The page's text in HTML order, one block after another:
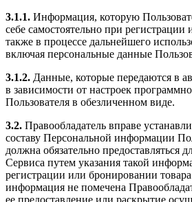
3.1.1. Информация, которую
себе самостоятельно при регистрации
также в процессе дальнейшего
включая персональные данные
3.1.2. Данные, которые передаются в
в зависимости от настроек
Пользователя в обезличенном виде.
3.2. Правообладатель вправе
составу Персональной информации
должна обязательно предоставляться
Сервиса путем указания такой
регистрации или бронировании
информация не помечена
ее предоставление или раскрытие